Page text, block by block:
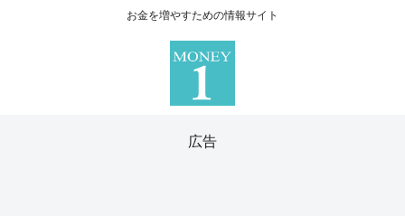
お金を増やすための情報サイト
広告